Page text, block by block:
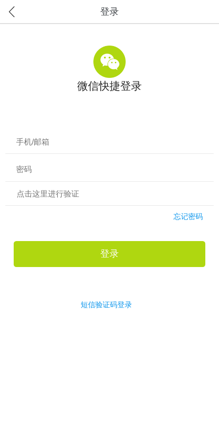
登录
微信快捷登录
点击这里进行验证
忘记密码
登录
短信验证码登录